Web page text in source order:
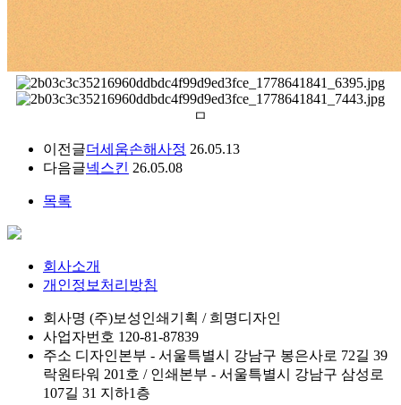
ㅁ
이전글더세움손해사정 26.05.13
다음글넥스킨 26.05.08
목록
회사소개
개인정보처리방침
회사명 (주)보성인쇄기획 / 희명디자인
사업자번호 120-81-87839
주소 디자인본부 - 서울특별시 강남구 봉은사로 72길 39
락원타워 201호 / 인쇄본부 - 서울특별시 강남구 삼성로
107길 31 지하1층